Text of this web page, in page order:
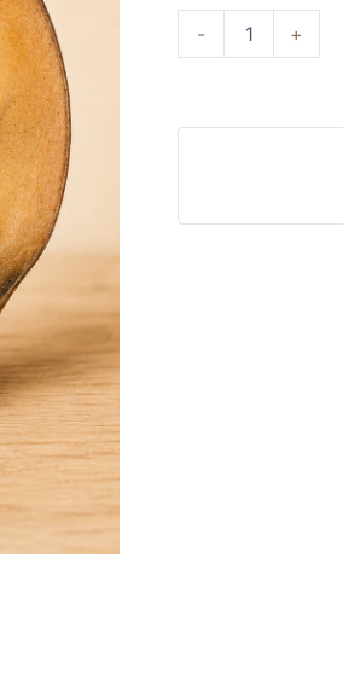
- +